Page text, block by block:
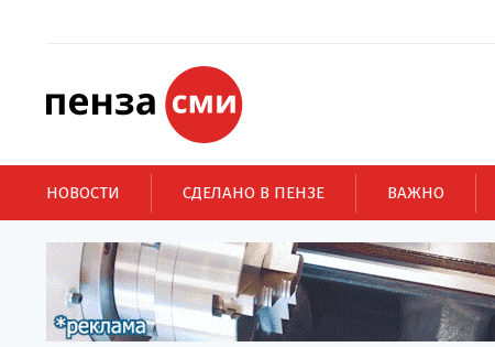
НОВОСТИ СДЕЛАНО В ПЕНЗЕ ВАЖНО